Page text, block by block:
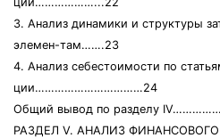
3. Анализ динамики и структуры
элемен-там…….23
4. Анализ себестоимости по
ции……………………………24
Общий вывод по разделу
РАЗДЕЛ V. АНАЛИЗ